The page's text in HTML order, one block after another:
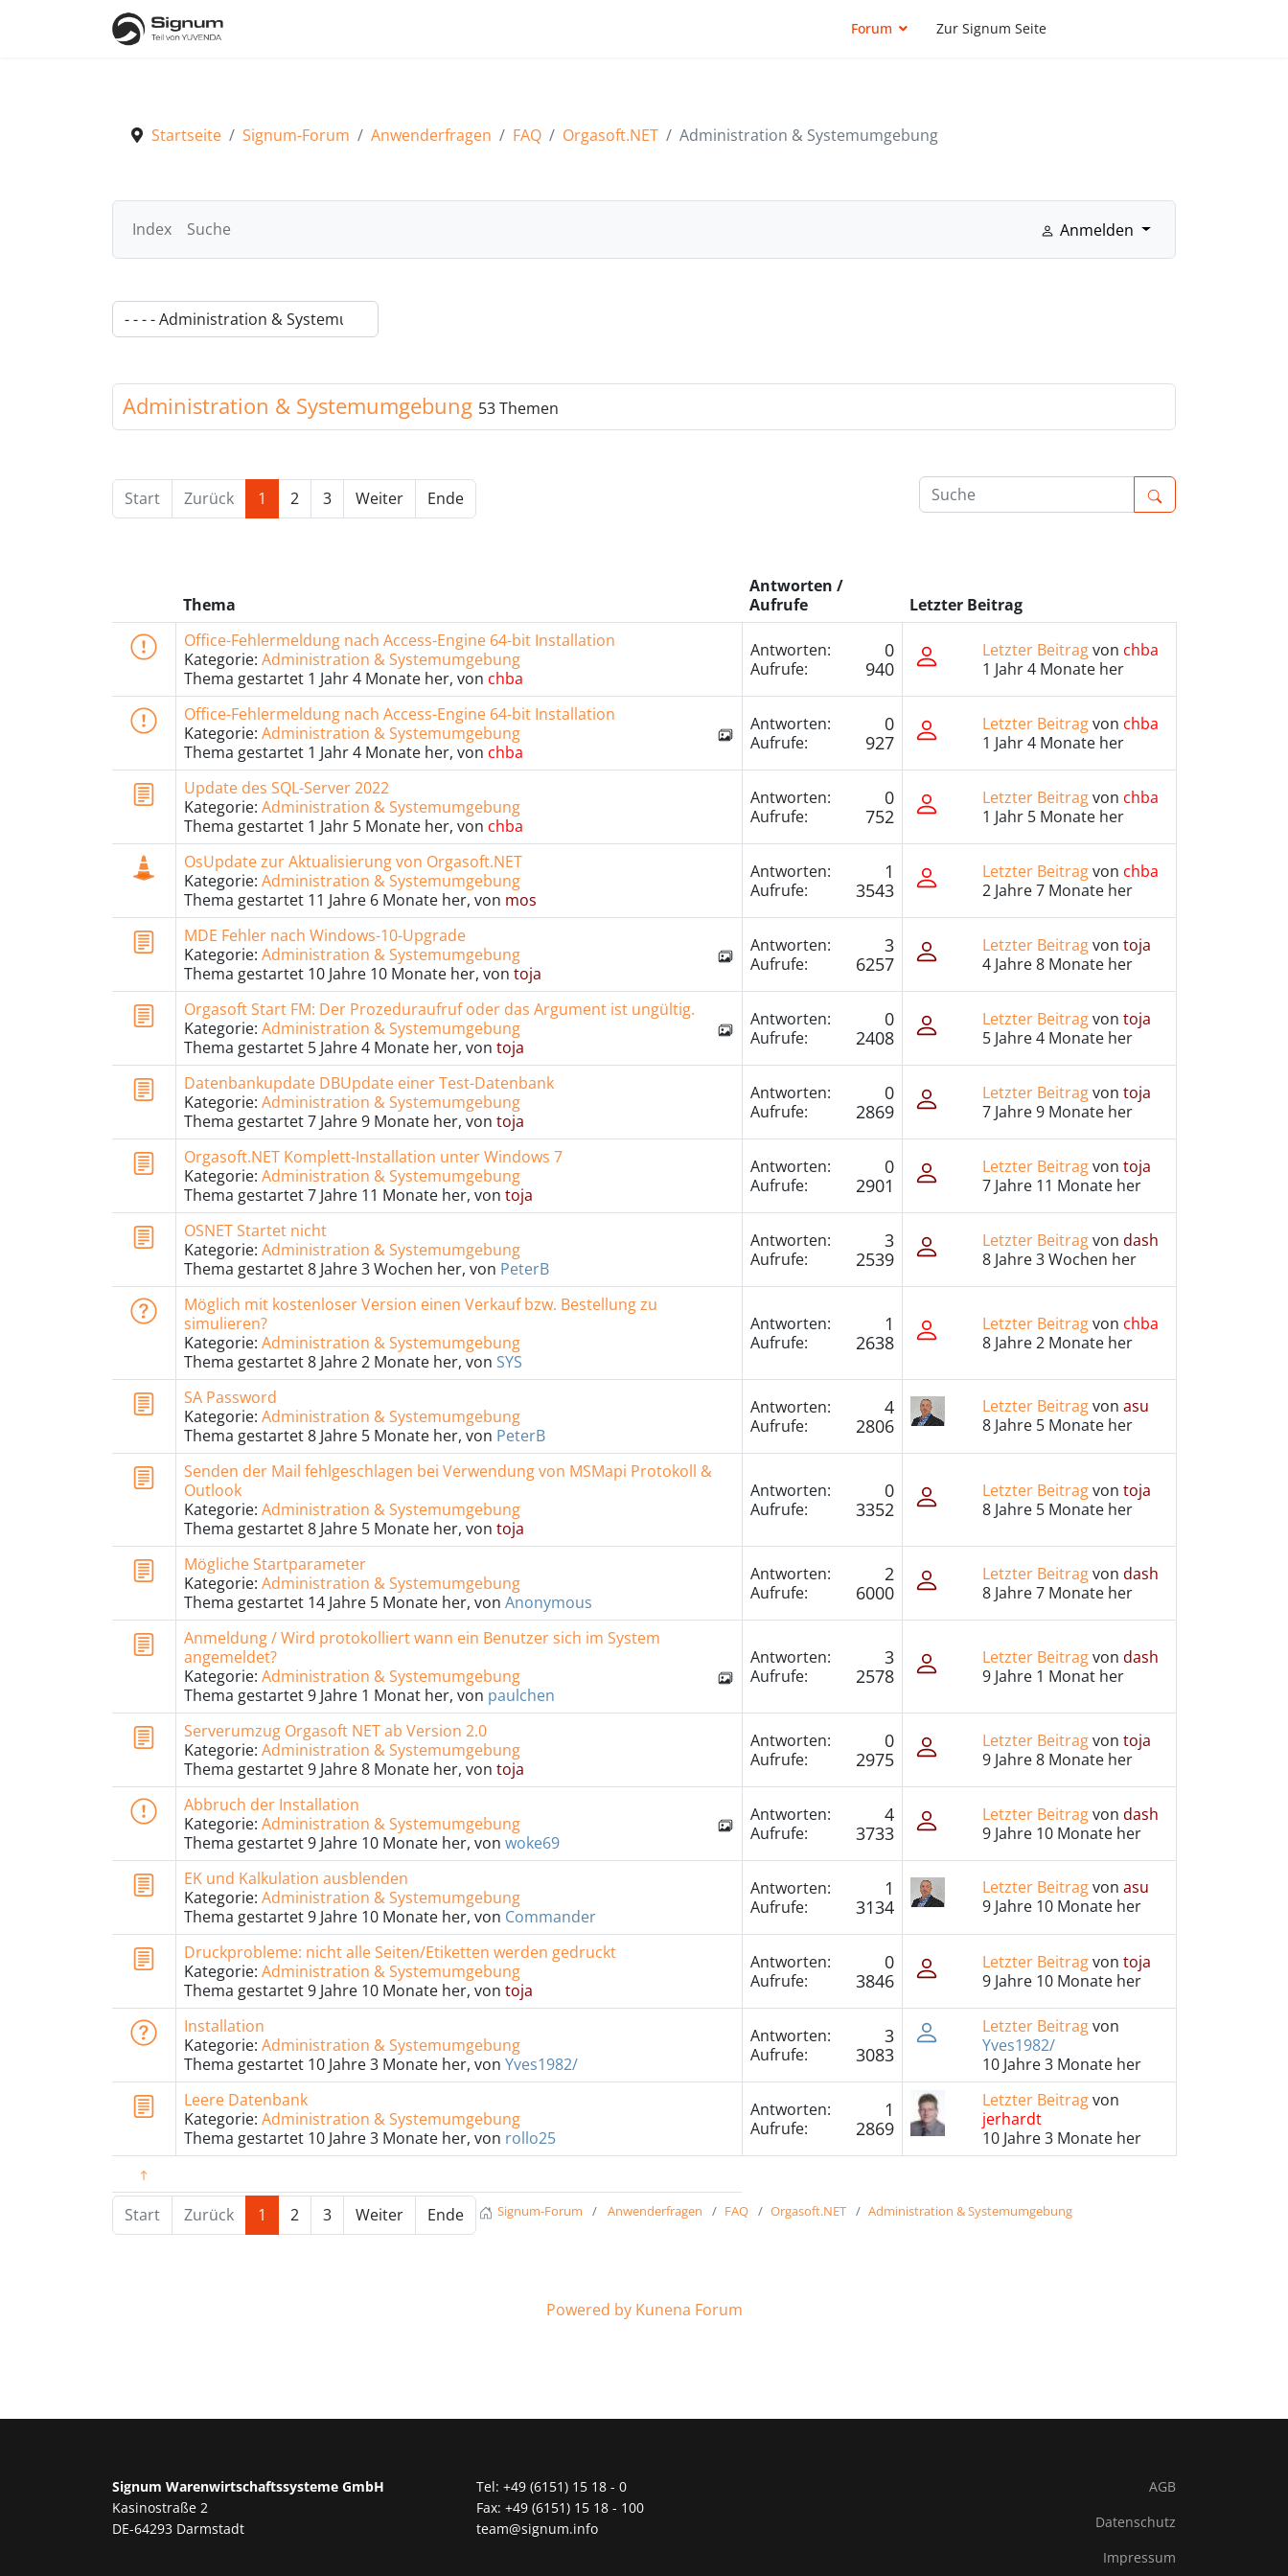
Forum Zur Signum Seite
Startseite Signum-Forum Anwenderfragen FAQ Orgasoft.NET Administration & Systemumgebung
Index Suche Anmelden
Signum-Forum
Administration & Systemumgebung 53 Themen
Start Zurück 1 2 3 Weiter Ende
Thema
Antworten /
Aufrufe
Letzter Beitrag
Office-Fehlermeldung nach Access-Engine 64-bit Installation
Kategorie: Administration & Systemumgebung
Thema gestartet 1 Jahr 4 Monate her, von chba
Antworten: 0
Aufrufe: 940
Letzter Beitragvon chba
1 Jahr 4 Monate her
Office-Fehlermeldung nach Access-Engine 64-bit Installation
Kategorie: Administration & Systemumgebung
Thema gestartet 1 Jahr 4 Monate her, von chba
Antworten: 0
Aufrufe: 927
Letzter Beitragvon chba
1 Jahr 4 Monate her
Update des SQL-Server 2022
Kategorie: Administration & Systemumgebung
Thema gestartet 1 Jahr 5 Monate her, von chba
Antworten: 0
Aufrufe: 752
Letzter Beitragvon chba
1 Jahr 5 Monate her
OsUpdate zur Aktualisierung von Orgasoft.NET
Kategorie: Administration & Systemumgebung
Thema gestartet 11 Jahre 6 Monate her, von mos
Antworten: 1
Aufrufe: 3543
Letzter Beitragvon chba
2 Jahre 7 Monate her
MDE Fehler nach Windows-10-Upgrade
Kategorie: Administration & Systemumgebung
Thema gestartet 10 Jahre 10 Monate her, von toja
Antworten: 3
Aufrufe: 6257
Letzter Beitragvon toja
4 Jahre 8 Monate her
Orgasoft Start FM: Der Prozeduraufruf oder das Argument ist ungültig.
Kategorie: Administration & Systemumgebung
Thema gestartet 5 Jahre 4 Monate her, von toja
Antworten: 0
Aufrufe: 2408
Letzter Beitragvon toja
5 Jahre 4 Monate her
Datenbankupdate DBUpdate einer Test-Datenbank
Kategorie: Administration & Systemumgebung
Thema gestartet 7 Jahre 9 Monate her, von toja
Antworten: 0
Aufrufe: 2869
Letzter Beitragvon toja
7 Jahre 9 Monate her
Orgasoft.NET Komplett-Installation unter Windows 7
Kategorie: Administration & Systemumgebung
Thema gestartet 7 Jahre 11 Monate her, von toja
Antworten: 0
Aufrufe: 2901
Letzter Beitragvon toja
7 Jahre 11 Monate her
OSNET Startet nicht
Kategorie: Administration & Systemumgebung
Thema gestartet 8 Jahre 3 Wochen her, von PeterB
Antworten: 3
Aufrufe: 2539
Letzter Beitragvon dash
8 Jahre 3 Wochen her
Möglich mit kostenloser Version einen Verkauf bzw. Bestellung zu
simulieren?
Kategorie: Administration & Systemumgebung
Thema gestartet 8 Jahre 2 Monate her, von SYS
Antworten: 1
Aufrufe: 2638
Letzter Beitragvon chba
8 Jahre 2 Monate her
SA Password
Kategorie: Administration & Systemumgebung
Thema gestartet 8 Jahre 5 Monate her, von PeterB
Antworten: 4
Aufrufe: 2806
Letzter Beitragvon asu
8 Jahre 5 Monate her
Senden der Mail fehlgeschlagen bei Verwendung von MSMapi Protokoll &
Outlook
Kategorie: Administration & Systemumgebung
Thema gestartet 8 Jahre 5 Monate her, von toja
Antworten: 0
Aufrufe: 3352
Letzter Beitragvon toja
8 Jahre 5 Monate her
Mögliche Startparameter
Kategorie: Administration & Systemumgebung
Thema gestartet 14 Jahre 5 Monate her, von Anonymous
Antworten: 2
Aufrufe: 6000
Letzter Beitragvon dash
8 Jahre 7 Monate her
Anmeldung / Wird protokolliert wann ein Benutzer sich im System
angemeldet?
Kategorie: Administration & Systemumgebung
Thema gestartet 9 Jahre 1 Monat her, von paulchen
Antworten: 3
Aufrufe: 2578
Letzter Beitragvon dash
9 Jahre 1 Monat her
Serverumzug Orgasoft NET ab Version 2.0
Kategorie: Administration & Systemumgebung
Thema gestartet 9 Jahre 8 Monate her, von toja
Antworten: 0
Aufrufe: 2975
Letzter Beitragvon toja
9 Jahre 8 Monate her
Abbruch der Installation
Kategorie: Administration & Systemumgebung
Thema gestartet 9 Jahre 10 Monate her, von woke69
Antworten: 4
Aufrufe: 3733
Letzter Beitragvon dash
9 Jahre 10 Monate her
EK und Kalkulation ausblenden
Kategorie: Administration & Systemumgebung
Thema gestartet 9 Jahre 10 Monate her, von Commander
Antworten: 1
Aufrufe: 3134
Letzter Beitragvon asu
9 Jahre 10 Monate her
Druckprobleme: nicht alle Seiten/Etiketten werden gedruckt
Kategorie: Administration & Systemumgebung
Thema gestartet 9 Jahre 10 Monate her, von toja
Antworten: 0
Aufrufe: 3846
Letzter Beitragvon toja
9 Jahre 10 Monate her
Installation
Kategorie: Administration & Systemumgebung
Thema gestartet 10 Jahre 3 Monate her, von Yves1982/
Antworten: 3
Aufrufe: 3083
Letzter Beitragvon
Yves1982/
10 Jahre 3 Monate her
Leere Datenbank
Kategorie: Administration & Systemumgebung
Thema gestartet 10 Jahre 3 Monate her, von rollo25
Antworten: 1
Aufrufe: 2869
Letzter Beitragvon
jerhardt
10 Jahre 3 Monate her
Start Zurück 1 2 3 Weiter Ende Signum-Forum Anwenderfragen FAQ Orgasoft.NET Administration & Systemumgebung
Powered by Kunena Forum
Signum Warenwirtschaftssysteme GmbH
Kasinostraße 2
DE-64293 Darmstadt
Tel: +49 (6151) 15 18 - 0
Fax: +49 (6151) 15 18 - 100
team@signum.info
AGB
Datenschutz
Impressum